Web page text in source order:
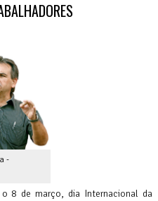
-
8 de março, dia Internacional da